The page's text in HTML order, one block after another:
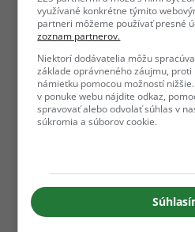
využívané konkrétne týmito
partneri môžeme používať presné
zoznam partnerov.
Niektorí dodávatelia môžu
základe oprávneného záujmu,
námietku pomocou možností
v ponuke webu nájdite odkaz,
spravovať alebo odvolať súhlas v
súkromia a súborov cookie.